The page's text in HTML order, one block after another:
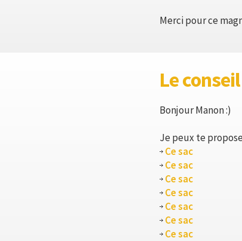
Merci pour ce
Le
Bonjour Manon :)
Je peux te
Ce sac
Ce sac
Ce sac
Ce sac
Ce sac
Ce sac
Ce sac